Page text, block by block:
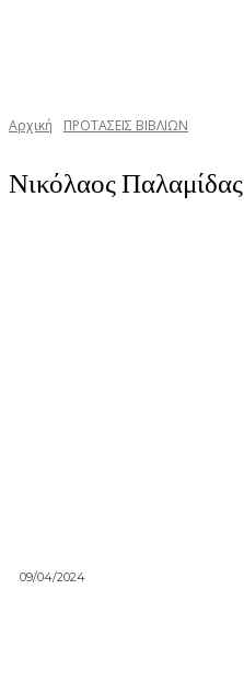
Αρχική ΠΡΟΤΑΣΕΙΣ ΒΙΒΛΙΩΝ
Νικόλαος
09/04/2024